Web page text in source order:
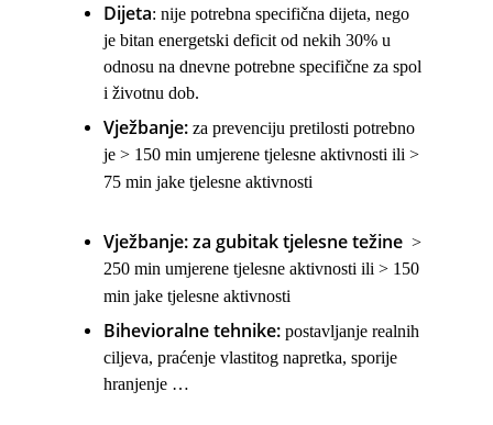
Dijeta: nije potrebna specifična dijeta, nego
je bitan energetski deficit od nekih 30% u
odnosu na dnevne potrebne specifične za spol
i životnu dob.
Vježbanje: za prevenciju pretilosti potrebno
je > 150 min umjerene tjelesne aktivnosti ili >
75 min jake tjelesne aktivnosti
Vježbanje: za gubitak tjelesne težine >
250 min umjerene tjelesne aktivnosti ili > 150
min jake tjelesne aktivnosti
Bihevioralne tehnike: postavljanje realnih
ciljeva, praćenje vlastitog napretka, sporije
hranjenje …